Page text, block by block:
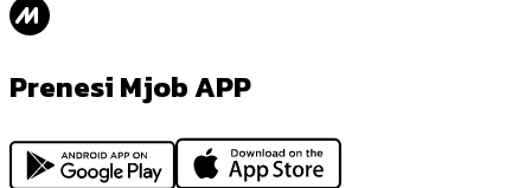
Prenesi Mjob APP